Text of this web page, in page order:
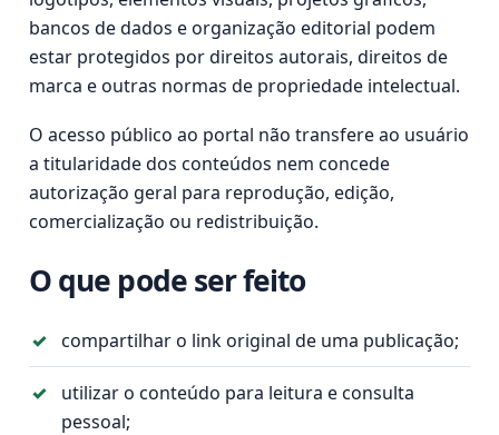
bancos de dados e organização editorial podem
estar protegidos por direitos autorais, direitos de
marca e outras normas de propriedade intelectual.
O acesso público ao portal não transfere ao usuário
a titularidade dos conteúdos nem concede
autorização geral para reprodução, edição,
comercialização ou redistribuição.
O que pode ser feito
compartilhar o link original de uma publicação;
utilizar o conteúdo para leitura e consulta
pessoal;